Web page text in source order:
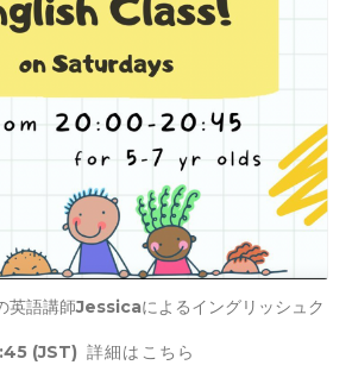
英語講師Jessicaによるイングリッシュク
(JST) 詳細はこちら